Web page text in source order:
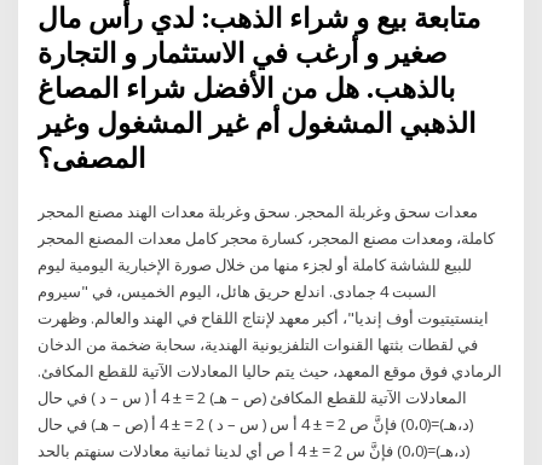
متابعة بيع و شراء الذهب: لدي رأس مال
صغير و أرغب في الاستثمار و التجارة
بالذهب. هل من الأفضل شراء المصاغ
الذهبي المشغول أم غير المشغول وغير
المصفى؟
معدات سحق وغربلة المحجر. سحق وغربلة معدات الهند مصنع المحجر
كاملة، ومعدات مصنع المحجر، كسارة محجر كامل معدات المصنع المحجر
للبيع للشاشة كاملة أو لجزء منها من خلال صورة الإخبارية اليومية ليوم
السبت 4 جمادى. اندلع حريق هائل، اليوم الخميس، في "سيروم
اينستيتيوت أوف إنديا"، أكبر معهد لإنتاج اللقاح في الهند والعالم. وظهرت
في لقطات بثتها القنوات التلفزيونية الهندية، سحابة ضخمة من الدخان
الرمادي فوق موقع المعهد، حيث يتم حاليا المعادلات الآتية للقطع المكافئ.
المعادلات الآتية للقطع المكافئ (ص – هـ) 2 = ± 4 أ ( س – د ) في حال
(د،هـ)=(0،0) فإنَّ ص 2 = ± 4 أ س ( س – د ) 2 = ± 4 أ (ص – هـ) في حال
(د،هـ)=(0،0) فإنَّ س 2 = ± 4 أ ص أي لدينا ثمانية معادلات سنهتم بالحد